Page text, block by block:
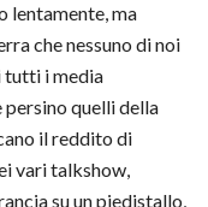
lentamente, ma
che nessuno di noi
tutti i media
persino quelli della
il reddito di
vari talkshow,
su un piedistallo,